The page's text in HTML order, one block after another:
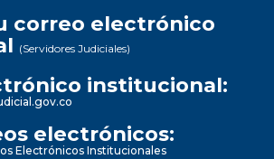
correo electrónico
(Servidores Judiciales)
institucional:
electrónicos:
Electrónicos Institucionales